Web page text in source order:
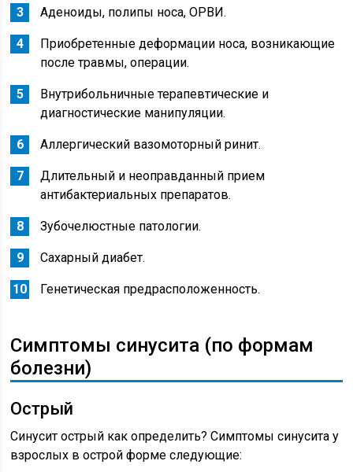
Аденоиды, полипы носа, ОРВИ.
Приобретенные деформации носа, возникающие
после травмы, операции.
Внутрибольничные терапевтические и
диагностические манипуляции.
Аллергический вазомоторный ринит.
Длительный и неоправданный прием
антибактериальных препаратов.
Зубочелюстные патологии.
Сахарный диабет.
Генетическая предрасположенность.
Симптомы синусита (по формам
болезни)
Острый
Синусит острый как определить? Симптомы синусита у
взрослых в острой форме следующие: